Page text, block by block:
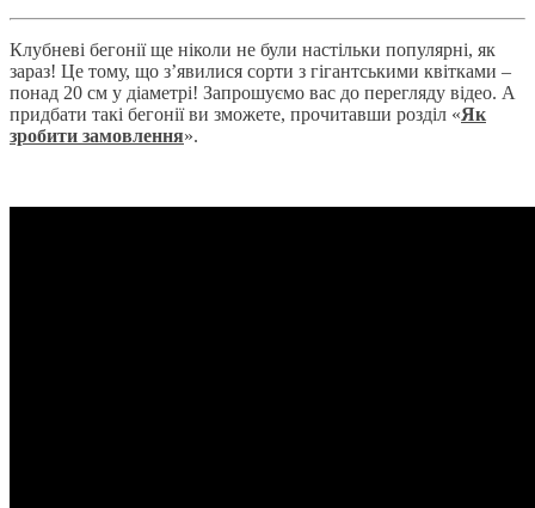
Клубневі бегонії ще ніколи не були настільки популярні, як
зараз! Це тому, що з’явилися сорти з гігантськими квітками –
понад 20 см у діаметрі! Запрошуємо вас до перегляду відео. А
придбати такі бегонії ви зможете, прочитавши розділ «Як
зробити замовлення».